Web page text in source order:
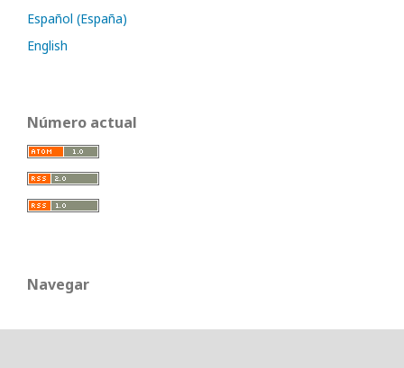
Español (España)
English
Número actual
Navegar